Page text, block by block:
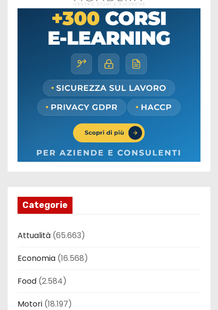
Categorie
Attualità (65.663)
Economia (16.568)
Food (2.584)
Motori (18.197)